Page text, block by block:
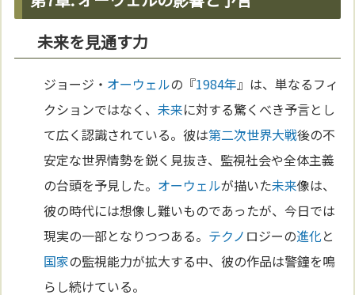
未来を見通す力
ジョージ・ オーウェルの『1984年』は、単なるフィ
クションではなく、未来に対する驚くべき予言とし
て広く認識されている。彼は第二次世界大戦後の不
安定な世界情勢を鋭く見抜き、監視社会や全体主義
の台頭を予見した。 オーウェルが描いた未来像は、
彼の時代には想像し難いものであったが、今日では
現実の一部となりつつある。 テクノ ロジーの進化と
国家の監視能力が拡大する中、彼の作品は警鐘を鳴
らし続けている。